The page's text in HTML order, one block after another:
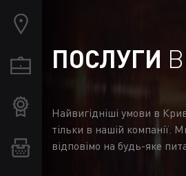
ПОСЛУГИ
Найвигідніші умови в
тільки в нашій компанії.
відповімо на будь-яке